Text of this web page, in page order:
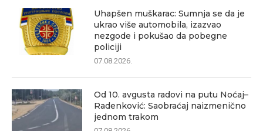
Uhapšen muškarac: Sumnja se da je
ukrao više automobila, izazvao
nezgode i pokušao da pobegne
policiji
07.08.2026.
Od 10. avgusta radovi na putu Noćaj–
Radenković: Saobraćaj naizmenično
jednom trakom